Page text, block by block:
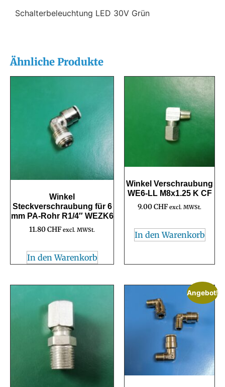
Schalterbeleuchtung LED 30V Grün
Ähnliche Produkte
Winkel
Steckverschraubung für 6
mm PA-Rohr R1/4″ WEZK6
11.80CHF excl. MWSt.
In den Warenkorb
Winkel Verschraubung
WE6-LL M8x1.25 K CF
9.00CHF excl. MWSt.
In den Warenkorb
Angebot!